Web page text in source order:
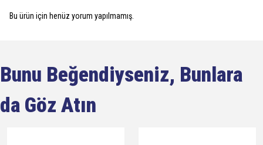
Bu ürün için henüz yorum yapılmamış.
Bunu Beğendiyseniz, Bunlara
da Göz Atın